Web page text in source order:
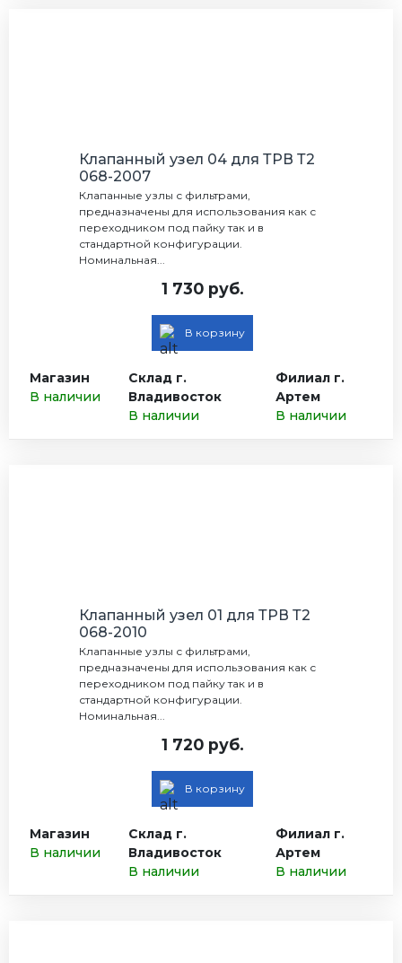
Клапанный узел 04 для ТРВ Т2
068-2007
Клапанные узлы с фильтрами,
предназначены для использования как с
переходником под пайку так и в
стандартной конфигурации.
Номинальная...
1 730 руб.
В корзину
Магазин
В наличии
Склад г.
Владивосток
В наличии
Филиал г.
Артем
В наличии
Клапанный узел 01 для ТРВ Т2
068-2010
Клапанные узлы с фильтрами,
предназначены для использования как с
переходником под пайку так и в
стандартной конфигурации.
Номинальная...
1 720 руб.
В корзину
Магазин
В наличии
Склад г.
Владивосток
В наличии
Филиал г.
Артем
В наличии